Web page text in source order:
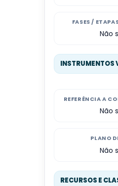
FASES /
Não
INSTRUMENTOS
REFERÊNCIA A
Não
PLANO
Não
RECURSOS E